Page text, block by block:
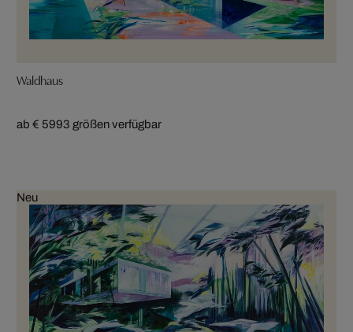
Waldhaus
ab € 5993 größen verfügbar
Neu